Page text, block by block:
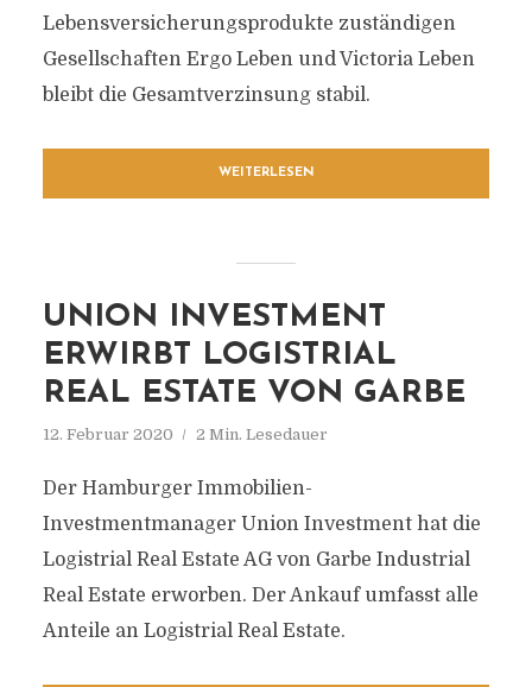
Lebensversicherungsprodukte zuständigen
Gesellschaften Ergo Leben und Victoria Leben
bleibt die Gesamtverzinsung stabil.
WEITERLESEN
UNION INVESTMENT
ERWIRBT LOGISTRIAL
REAL ESTATE VON GARBE
12. Februar 2020 2 Min. Lesedauer
Der Hamburger Immobilien-
Investmentmanager Union Investment hat die
Logistrial Real Estate AG von Garbe Industrial
Real Estate erworben. Der Ankauf umfasst alle
Anteile an Logistrial Real Estate.